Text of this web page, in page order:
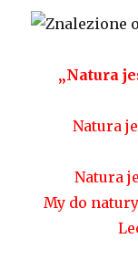
„Natura
Natura
Natura
My do